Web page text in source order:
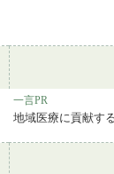
一言PR
地域医療に貢献す